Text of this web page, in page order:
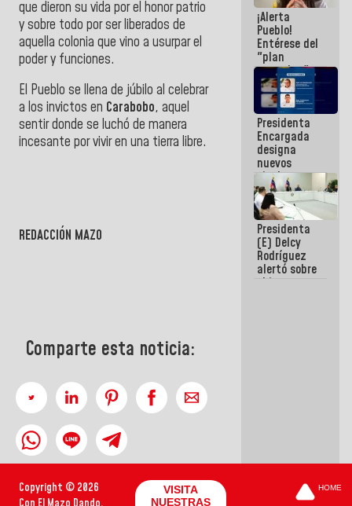
que dieron su vida por el honor patrio
y sobre todo por ser liberados de
aquella colonia que vino a usurpar el
poder y funciones.
El Pueblo se llena de júbilo al celebrar
a los invictos en Carabobo, aquel
sentir donde se luchó de manera
incesante por vivir en una tierra libre.
REDACCIÓN MAZO
Comparte esta noticia:
recuperación
del Sistema
Eléctrico
Nacional
¡Alerta
Pueblo!
Entérese del
"plan
enjambre"
de La Sayo
para
sabotear el
diálogo y
promover el
caos
Presidenta
Encargada
designa
nuevos
titulares en
el
Viceministerio
de Energía
Eléctrica y
CORPOELEC
Presidenta
(E) Delcy
Rodríguez
alertó sobre
el impacto
Copyright © 2026
VISITA
NUESTRAS
HOME